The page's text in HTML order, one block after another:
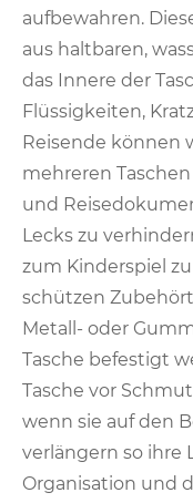
aufbewahren.
aus haltbaren,
das Innere der
Flüssigkeiten,
Reisende können
mehreren
und
Lecks zu
zum Kinderspiel
schützen
Metall- oder
Tasche befestigt
Tasche vor
wenn sie auf den
verlängern so ihre
Organisation und